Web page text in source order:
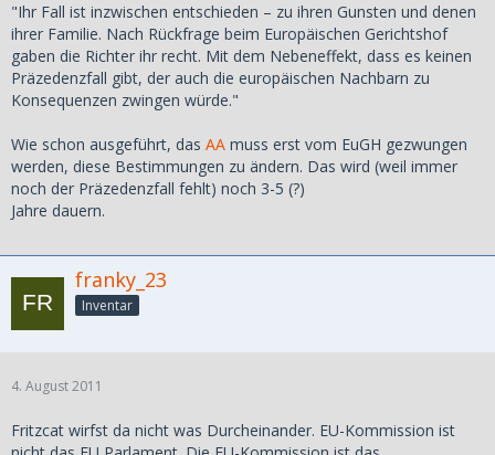
"Ihr Fall ist inzwischen entschieden – zu ihren Gunsten und denen
ihrer Familie. Nach Rückfrage beim Europäischen Gerichtshof
gaben die Richter ihr recht. Mit dem Nebeneffekt, dass es keinen
Präzedenzfall gibt, der auch die europäischen Nachbarn zu
Konsequenzen zwingen würde."
Wie schon ausgeführt, das AA muss erst vom EuGH gezwungen
werden, diese Bestimmungen zu ändern. Das wird (weil immer
noch der Präzedenzfall fehlt) noch 3-5 (?)
Jahre dauern.
franky_23
Inventar
4. August 2011
Fritzcat wirfst da nicht was Durcheinander. EU-Kommission ist